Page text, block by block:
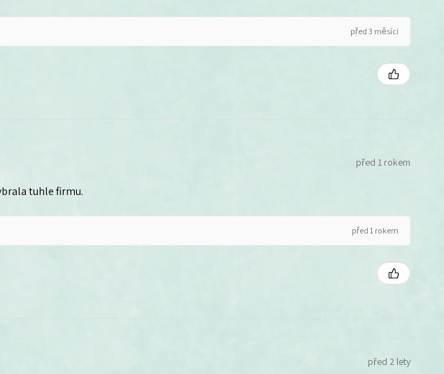
před 3 měsíci
před 1 rokem
tuhle firmu.
před 1 rokem
před 2 lety